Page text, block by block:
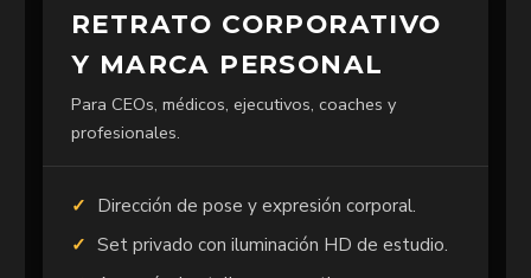
RETRATO CORPORATIVO
Y MARCA PERSONAL
Para CEOs, médicos, ejecutivos, coaches y
profesionales.
Dirección de pose y expresión corporal.
Set privado con iluminación HD de estudio.